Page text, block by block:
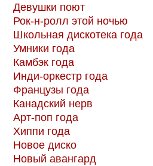
Девушки поют
Рок-н-ролл этой ночью
Школьная дискотека года
Умники года
Камбэк года
Инди-оркестр года
Французы года
Канадский нерв
Арт-поп года
Хиппи года
Новое диско
Новый авангард